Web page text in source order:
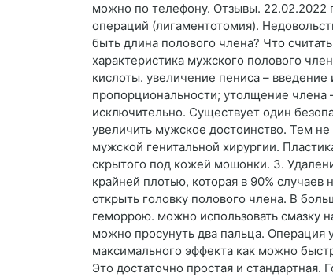
можно по телефону. Отзывы. 22.02.2022
операций (лигаментотомия).
быть длина полового члена? Что
характеристика мужского полового
кислоты. увеличение пениса –
пропорциональности; утолщение члена
исключительно. Существует один
увеличить мужское достоинство. Тем
мужской генитальной хирургии.
скрытого под кожей мошонки. 3.
крайней плотью, которая в 90%
открыть головку полового члена. В
геморрою. можно использовать смазку
можно просунуть два пальца. Операция
максимального эффекта как можно
Это достаточно простая и